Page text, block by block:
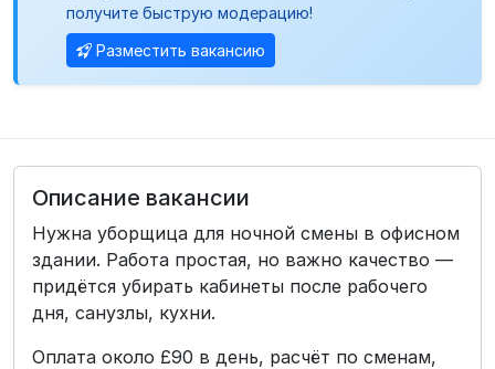
получите быструю модерацию!
Разместить вакансию
Описание вакансии
Нужна уборщица для ночной смены в офисном
здании. Работа простая, но важно качество —
придётся убирать кабинеты после рабочего
дня, санузлы, кухни.
Оплата около £90 в день, расчёт по сменам,